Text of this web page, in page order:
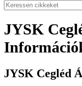
JYSK
JYSK Cegléd